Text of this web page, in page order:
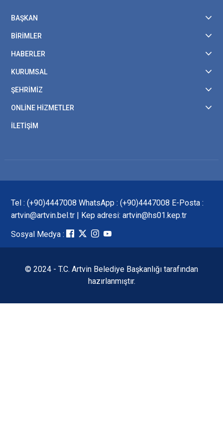
BAŞKAN
BİRİMLER
HABERLER
KURUMSAL
ŞEHRİMİZ
ONLİNE HİZMETLER
İLETİŞİM
Tel : (+90)4447008 WhatsApp : (+90)4447008 E-Posta :
artvin@artvin.bel.tr | Kep adresi: artvin@hs01.kep.tr
Sosyal Medya :
© 2024 - T.C. Artvin Belediye Başkanlığı tarafından
hazırlanmıştır.